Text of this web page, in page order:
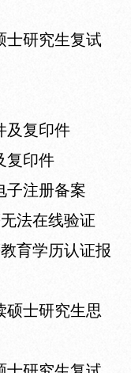
士研究生复试
及复印件
复印件
子注册备案
法在线验证
育学历认证报
硕士研究生思